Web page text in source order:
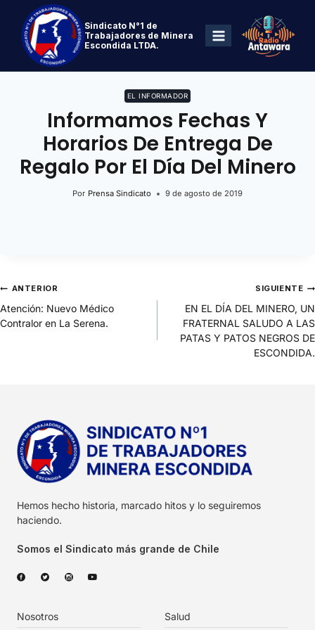
Sindicato N°1 de
Trabajadores de Minera
Escondida LTDA.
EL INFORMADOR
Informamos Fechas Y
Horarios De Entrega De
Regalo Por El Día Del Minero
Por Prensa Sindicato 9 de agosto de 2019
ANTERIOR
Atención: Nuevo Médico
Contralor en La Serena.
SIGUIENTE
EN EL DÍA DEL MINERO, UN
FRATERNAL SALUDO A LAS
PATAS Y PATOS NEGROS DE
ESCONDIDA.
Hemos hecho historia, marcado hitos y lo seguiremos
haciendo.
Somos el Sindicato más grande de Chile
Nosotros Salud